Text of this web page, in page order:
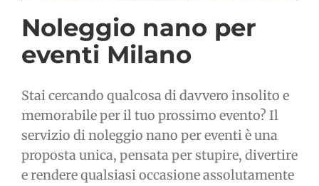
Noleggio nano per
eventi Milano
Stai cercando qualcosa di davvero insolito e
memorabile per il tuo prossimo evento? Il
servizio di noleggio nano per eventi è una
proposta unica, pensata per stupire, divertire
e rendere qualsiasi occasione assolutamente